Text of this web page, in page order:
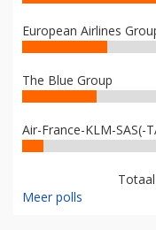
European Airlines
The Blue Group
Air-France-KLM-SAS(-
Meer polls